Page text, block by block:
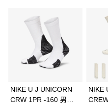
3 期 0 利率 每期
合作金庫商業銀行
華南商業銀行
上海商業儲蓄銀行
Apple Pay
全盈+PAY
NIKE U J UNICORN
CRW 1PR -160 男女
NIKE